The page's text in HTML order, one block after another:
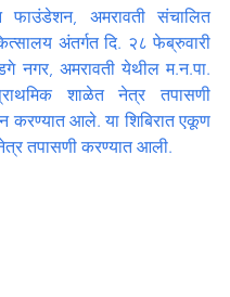
फाउंडेशन, अमरावती संचालित
अंतर्गत दि. २८ फेब्रुवारी
नगर, अमरावती येथील म.न.पा.
शाळेत नेत्र तपासणी
करण्यात आले. या शिबिरात एकूण
नेत्र तपासणी करण्यात आली.